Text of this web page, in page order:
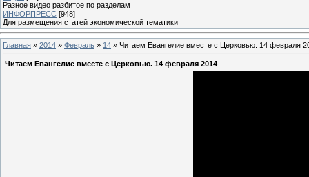
Разное видео разбитое по разделам
ИНФОРПРЕСС [948]
Для размещения статей экономической тематики
Главная » 2014 » Февраль » 14 » Читаем Евангелие вместе с Церковью. 14 февраля
Читаем Евангелие вместе с Церковью. 14 февраля 2014